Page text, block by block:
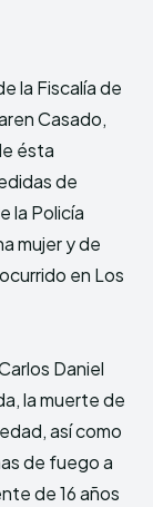
la Fiscalía de
Casado,
ésta
de
la Policía
mujer y de
en Los
Daniel
la muerte de
así como
de fuego a
de 16 años